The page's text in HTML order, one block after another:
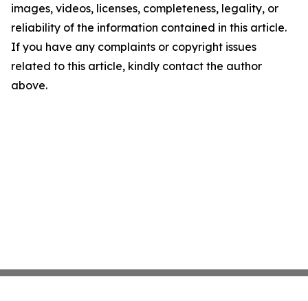
images, videos, licenses, completeness, legality, or
reliability of the information contained in this article.
If you have any complaints or copyright issues
related to this article, kindly contact the author
above.